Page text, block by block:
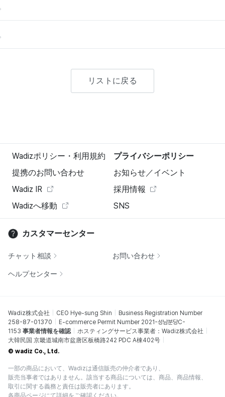
リストに戻る
Wadizポリシー・利用規約
プライバシーポリシー
提携のお問い合わせ
お知らせ／イベント
Wadiz IR
採用情報
Wadizへ移動
SNS
カスタマーセンター
チャット相談 お問い合わせ
ヘルプセンター
Wadiz株式会社 CEO Hye-sung Shin
Business Registration Number
258-87-01370
E-commerce Permit Number 2021-성남분당C-
1153 事業者情報を確認
ホスティングサービス事業者：Wadiz株式会社
大韓民国 京畿道城南市盆唐区板橋路242 PDC A棟402号
© wadiz Co., Ltd.
一部の商品において、Wadizは通信販売の仲介者であり、
販売当事者ではありません。該当する商品については、商品、商品情報、
取引に関する義務と責任は販売者にあります。
各商品ページにて詳細をご確認ください。